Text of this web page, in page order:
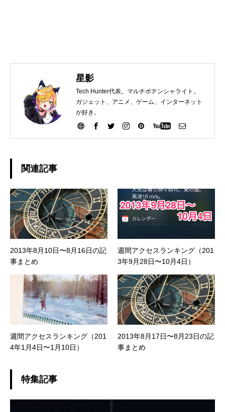
星影
Tech Hunter代表。マルチポテンシャライト。
ガジェット、アニメ、ゲーム、インターネット
が好き。
関連記事
2013年8月10日〜8月16日の記
事まとめ
週間アクセスランキング（201
3年9月28日〜10月4日）
週間アクセスランキング（201
4年1月4日〜1月10日）
2013年8月17日〜8月23日の記
事まとめ
特集記事